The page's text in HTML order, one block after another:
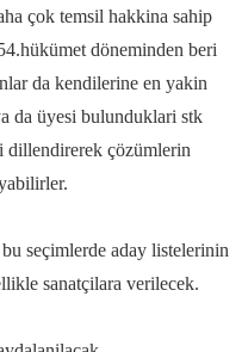
çok temsil hakkina sahip
döneminden beri
da kendilerine en yakin
da üyesi bulunduklari stk
dillendirerek çözümlerin
seçimlerde aday listelerinin
sanatçilara verilecek.